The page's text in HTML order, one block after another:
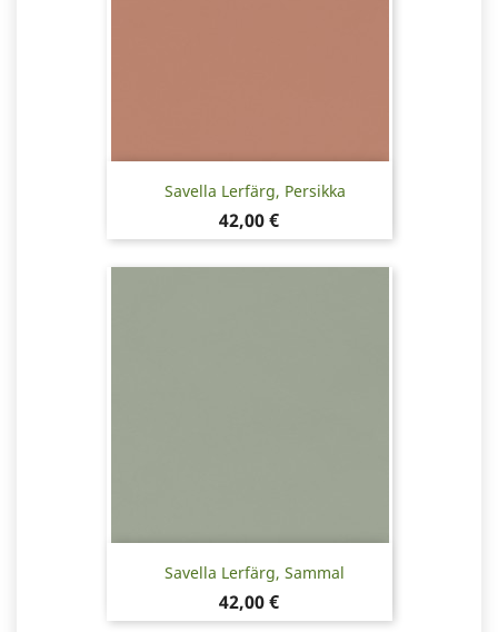
Savella Lerfärg, Persikka
Pris
42,00 €
Savella Lerfärg, Sammal
Pris
42,00 €